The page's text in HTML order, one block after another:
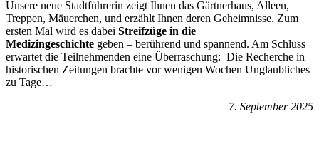
Unsere neue Stadtführerin zeigt Ihnen das Gärtnerhaus, Alleen,
Treppen, Mäuerchen, und erzählt Ihnen deren Geheimnisse. Zum
ersten Mal wird es dabei Streifzüge in die
Medizingeschichte geben – berührend und spannend. Am Schluss
erwartet die Teilnehmenden eine Überraschung: Die Recherche in
historischen Zeitungen brachte vor wenigen Wochen Unglaubliches
zu Tage…
7. September 2025